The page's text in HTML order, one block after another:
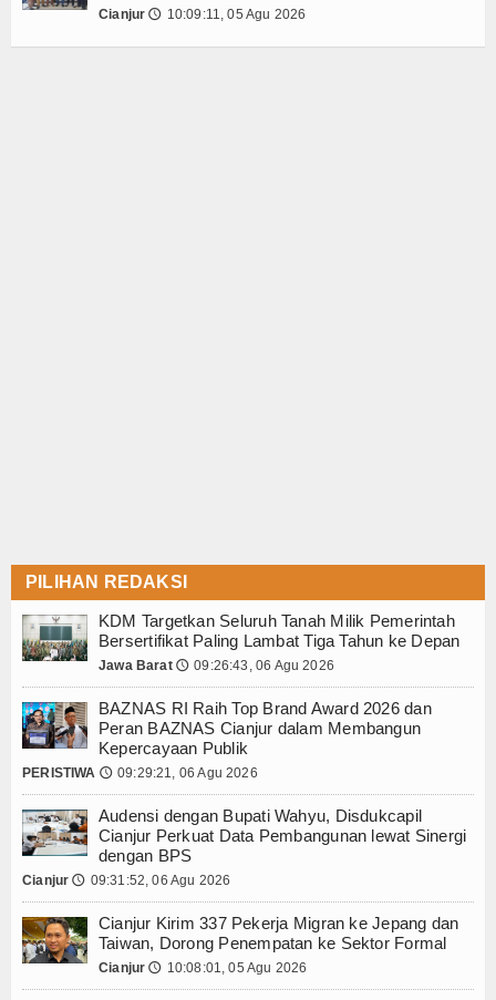
Login Cianjur 🕔 10:09:11, 05 Agu 2026
PILIHAN REDAKSI
KDM Targetkan Seluruh Tanah Milik Pemerintah
Bersertifikat Paling Lambat Tiga Tahun ke Depan
Jawa Barat 🕔 09:26:43, 06 Agu 2026
BAZNAS RI Raih Top Brand Award 2026 dan
Peran BAZNAS Cianjur dalam Membangun
Kepercayaan Publik
PERISTIWA 🕔 09:29:21, 06 Agu 2026
Audensi dengan Bupati Wahyu, Disdukcapil
Cianjur Perkuat Data Pembangunan lewat Sinergi
dengan BPS
Cianjur 🕔 09:31:52, 06 Agu 2026
Cianjur Kirim 337 Pekerja Migran ke Jepang dan
Taiwan, Dorong Penempatan ke Sektor Formal
Cianjur 🕔 10:08:01, 05 Agu 2026